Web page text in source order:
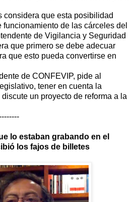
considera que esta posibilidad
de las cárceles del
de Vigilancia y Seguridad
que primero se debe adecuar
que esto pueda convertirse en
de CONFEVIP, pide al
tener en cuenta la
un proyecto de reforma a la
lo estaban grabando en el
los fajos de billetes